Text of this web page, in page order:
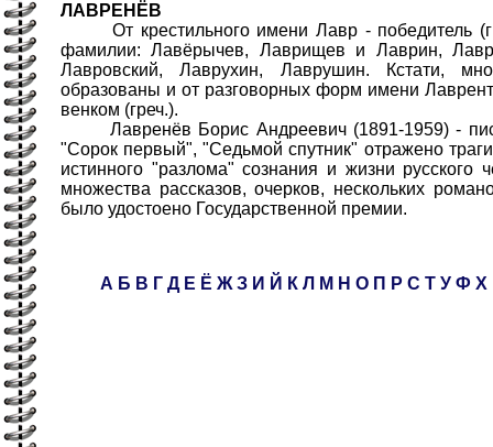
ЛАВРЕНЁВ
От крестильного имени Лавр - победитель
фамилии: Лавёрычев, Лаврищев и Лаврин,
Лавровский, Лаврухин, Лаврушин. Кстати,
образованы и от разговорных форм имени
венком (греч.).
Лавренёв Борис Андреевич (1891-1959) -
"Сорок первый", "Седьмой спутник" отражено
истинного "разлома" сознания и жизни русского
множества рассказов, очерков, нескольких
было удостоено Государственной премии.
А Б В Г Д Е Ё Ж З И Й К Л М Н О П Р С Т У Ф Х